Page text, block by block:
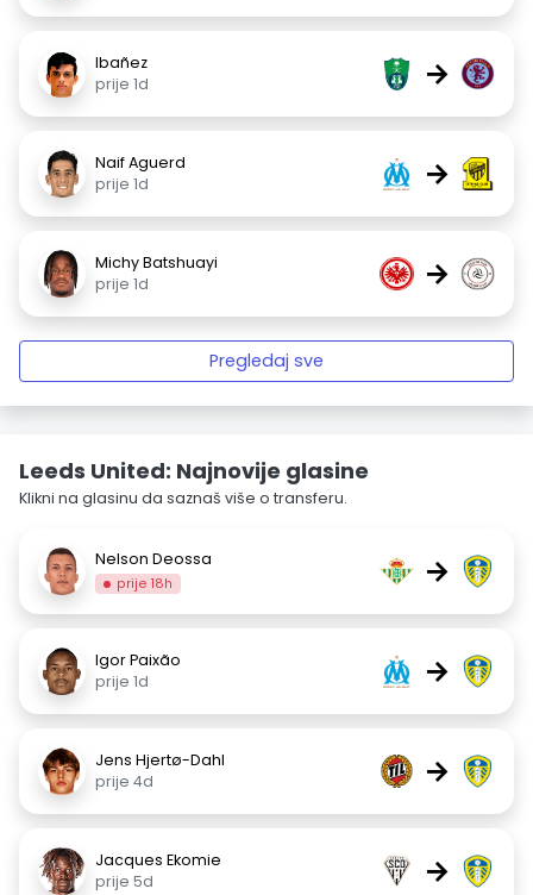
Ibañez
prije 1d
→
Naif Aguerd
prije 1d
→
Michy Batshuayi
prije 1d
→
Pregledaj sve
Leeds United: Najnovije glasine
Klikni na glasinu da saznaš više o transferu.
Nelson Deossa
prije 18h →
Igor Paixão
prije 1d
→
Jens Hjertø-Dahl
prije 4d
→
Jacques Ekomie
prije 5d
→